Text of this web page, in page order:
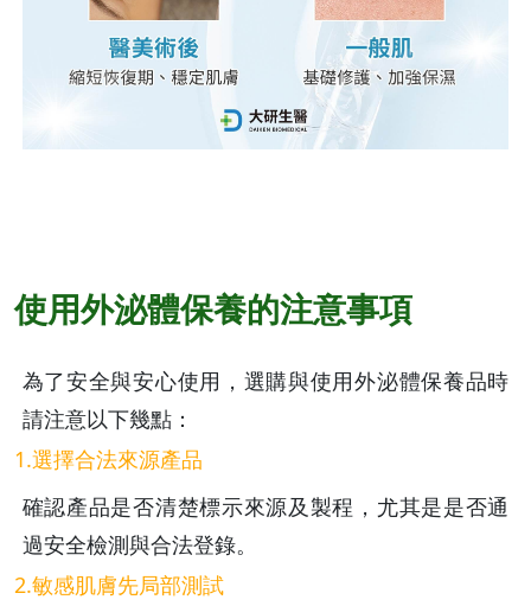
使用外泌體保養的注意事項
為了安全與安心使用，選購與使用外泌體保養品時
請注意以下幾點：
1.選擇合法來源產品
確認產品是否清楚標示來源及製程，尤其是是否通
過安全檢測與合法登錄。
2.敏感肌膚先局部測試